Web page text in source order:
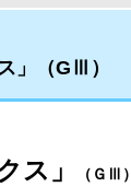
」（GⅢ）
ス 」 （ＧⅢ）